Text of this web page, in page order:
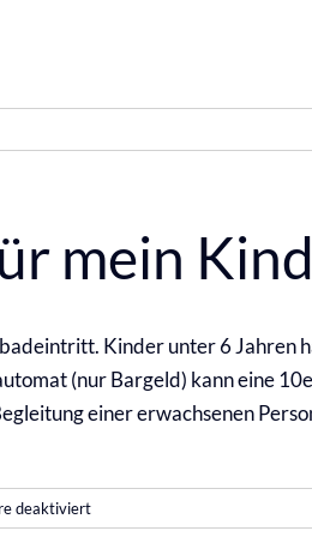
mein
Kinder unter 6 Jahren
(nur Bargeld) kann eine
einer erwachsenen
deaktiviertfür